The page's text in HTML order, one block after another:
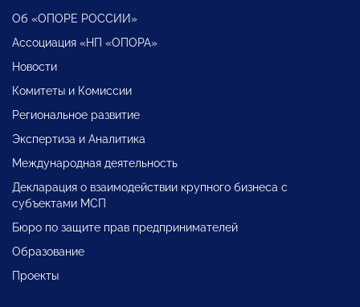
Об «ОПОРЕ РОССИИ»
Ассоциация «НП «ОПОРА»
Новости
Комитеты и Комиссии
Региональное развитие
Экспертиза и Аналитика
Международная деятельность
Декларация о взаимодействии крупного бизнеса с
субъектами МСП
Бюро по защите прав предпринимателей
Образование
Проекты